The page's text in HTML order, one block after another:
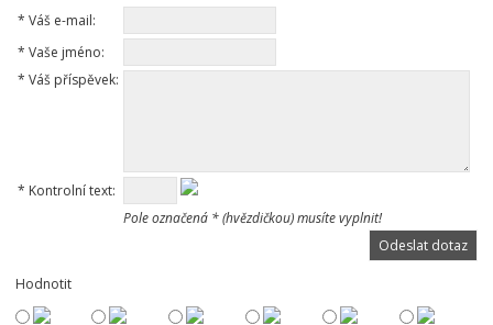
* Váš e-mail:
* Vaše jméno:
* Váš příspěvek:
* Kontrolní text:
Pole označená * (hvězdičkou) musíte vyplnit!
Hodnotit